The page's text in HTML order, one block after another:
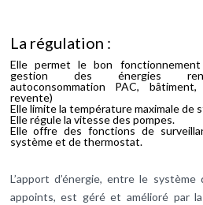
La régulation :
Elle permet le bon
gestion des énergies
autoconsommation PAC,
revente)
Elle limite la température maximale de
Elle régule la vitesse des pompes.
Elle offre des fonctions de
système et de thermostat.
L’apport d’énergie, entre le
appoints, est géré et amélioré par